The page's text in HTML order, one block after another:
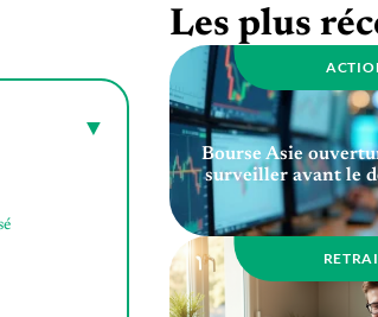
Les plus
Bourse Asie
surveiller avant le